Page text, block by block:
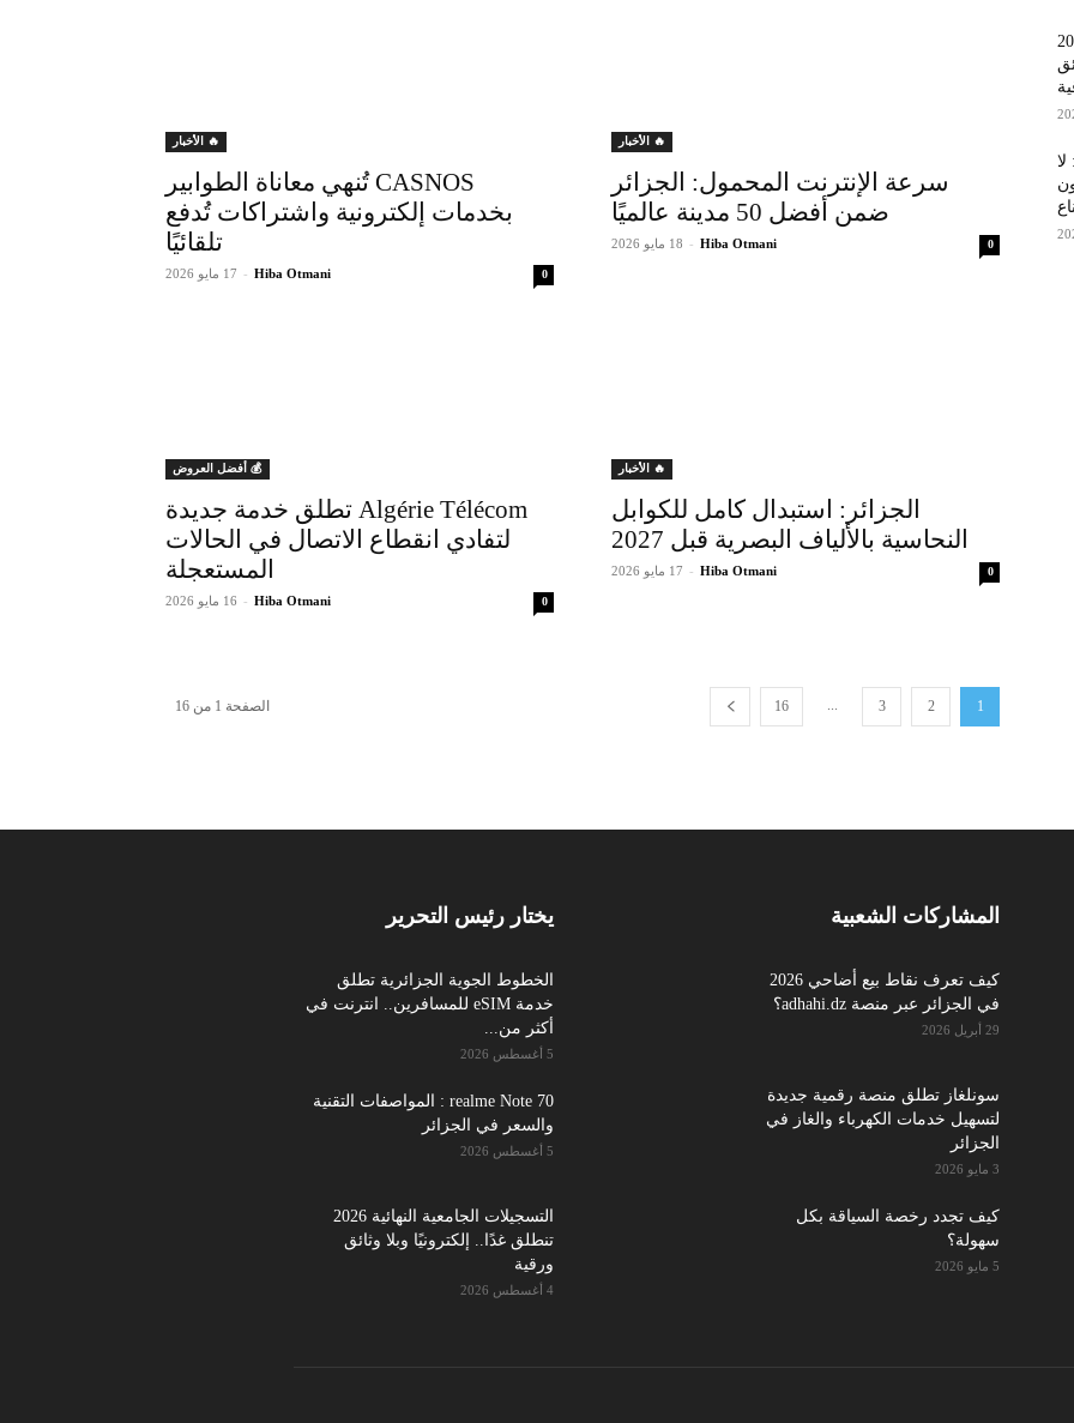
🔥 الأخبار
سرعة الإنترنت المحمول: الجزائر
ضمن أفضل 50 مدينة عالميًا
Hiba Otmani
- 18 مايو 2026 0
🔥 الأخبار
CASNOS تُنهي معاناة الطوابير
بخدمات إلكترونية واشتراكات تُدفع
تلقائيًا
Hiba Otmani
- 17 مايو 2026 0
🔥 الأخبار
الجزائر: استبدال كامل للكوابل
النحاسية بالألياف البصرية قبل 2027
Hiba Otmani
- 17 مايو 2026 0
💰 أفضل العروض
Algérie Télécom تطلق خدمة جديدة
لتفادي انقطاع الاتصال في الحالات
المستعجلة
Hiba Otmani
- 16 مايو 2026 0
1
2
3
...
16 الصفحة 1 من 16
النهائية 2026
مراجعة Samsung Galaxy A17: لا
يختار رئيس التحرير
الخطوط الجوية الجزائرية تطلق
خدمة eSIM للمسافرين.. انترنت في
أكثر من...
5 أغسطس 2026
realme Note 70 : المواصفات التقنية
والسعر في الجزائر
5 أغسطس 2026
التسجيلات الجامعية النهائية 2026
تنطلق غدًا.. إلكترونيًا وبلا وثائق
ورقية
4 أغسطس 2026
المشاركات الشعبية
كيف تعرف نقاط بيع أضاحي 2026
في الجزائر عبر منصة adhahi.dz؟
29 أبريل 2026
سونلغاز تطلق منصة رقمية جديدة
لتسهيل خدمات الكهرباء والغاز في
الجزائر
3 مايو 2026
كيف تجدد رخصة السياقة بكل
سهولة؟
5 مايو 2026